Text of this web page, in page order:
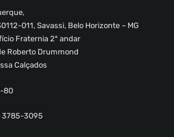
011, Savassi, Belo Horizonte – MG
Fraternia 2º andar
Roberto Drummond
Calçados
80
3785-3095